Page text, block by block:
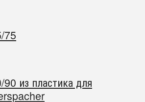
75
из пластика для